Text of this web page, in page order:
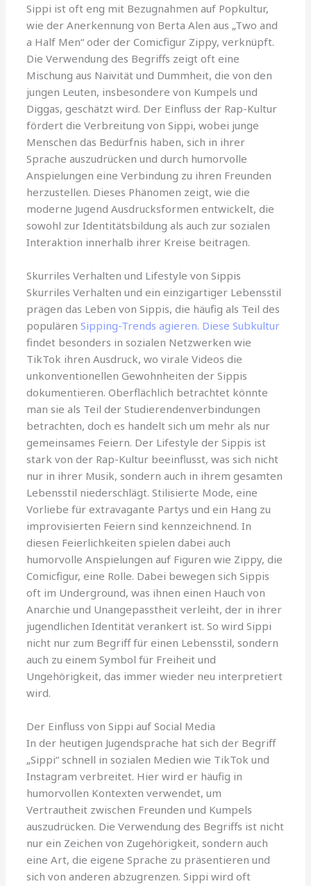
Sippi ist oft eng mit Bezugnahmen auf Popkultur,
wie der Anerkennung von Berta Alen aus „Two and
a Half Men“ oder der Comicfigur Zippy, verknüpft.
Die Verwendung des Begriffs zeigt oft eine
Mischung aus Naivität und Dummheit, die von den
jungen Leuten, insbesondere von Kumpels und
Diggas, geschätzt wird. Der Einfluss der Rap-Kultur
fördert die Verbreitung von Sippi, wobei junge
Menschen das Bedürfnis haben, sich in ihrer
Sprache auszudrücken und durch humorvolle
Anspielungen eine Verbindung zu ihren Freunden
herzustellen. Dieses Phänomen zeigt, wie die
moderne Jugend Ausdrucksformen entwickelt, die
sowohl zur Identitätsbildung als auch zur sozialen
Interaktion innerhalb ihrer Kreise beitragen.
Skurriles Verhalten und Lifestyle von Sippis
Skurriles Verhalten und ein einzigartiger Lebensstil
prägen das Leben von Sippis, die häufig als Teil des
populärenSipping-Trends agieren. Diese Subkultur
findet besonders in sozialen Netzwerken wie
TikTok ihren Ausdruck, wo virale Videos die
unkonventionellen Gewohnheiten der Sippis
dokumentieren. Oberflächlich betrachtet könnte
man sie als Teil der Studierendenverbindungen
betrachten, doch es handelt sich um mehr als nur
gemeinsames Feiern. Der Lifestyle der Sippis ist
stark von der Rap-Kultur beeinflusst, was sich nicht
nur in ihrer Musik, sondern auch in ihrem gesamten
Lebensstil niederschlägt. Stilisierte Mode, eine
Vorliebe für extravagante Partys und ein Hang zu
improvisierten Feiern sind kennzeichnend. In
diesen Feierlichkeiten spielen dabei auch
humorvolle Anspielungen auf Figuren wie Zippy, die
Comicfigur, eine Rolle. Dabei bewegen sich Sippis
oft im Underground, was ihnen einen Hauch von
Anarchie und Unangepasstheit verleiht, der in ihrer
jugendlichen Identität verankert ist. So wird Sippi
nicht nur zum Begriff für einen Lebensstil, sondern
auch zu einem Symbol für Freiheit und
Ungehörigkeit, das immer wieder neu interpretiert
wird.
Der Einfluss von Sippi auf Social Media
In der heutigen Jugendsprache hat sich der Begriff
„Sippi“ schnell in sozialen Medien wie TikTok und
Instagram verbreitet. Hier wird er häufig in
humorvollen Kontexten verwendet, um
Vertrautheit zwischen Freunden und Kumpels
auszudrücken. Die Verwendung des Begriffs ist nicht
nur ein Zeichen von Zugehörigkeit, sondern auch
eine Art, die eigene Sprache zu präsentieren und
sich von anderen abzugrenzen. Sippi wird oft